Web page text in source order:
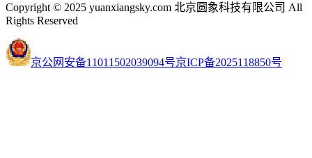
Copyright © 2025 yuanxiangsky.com 北京圆象科技有限公司 All
Rights Reserved
京公网安备11011502039094号京ICP备2025118850号